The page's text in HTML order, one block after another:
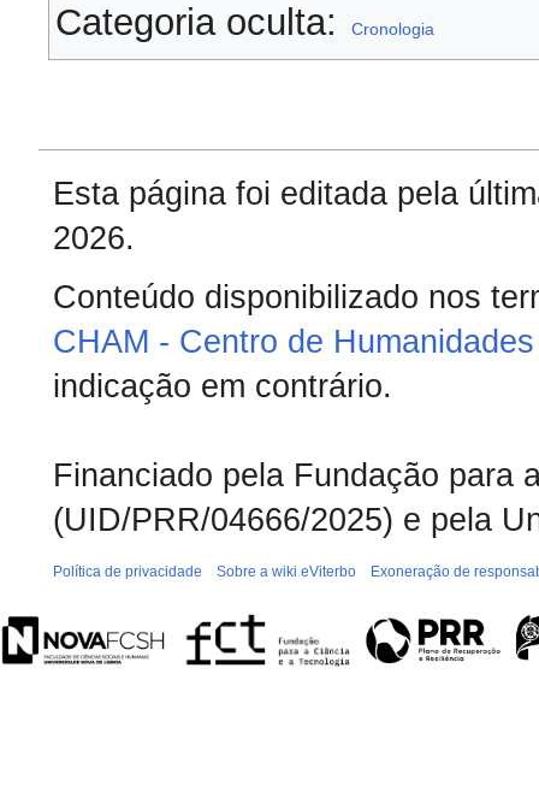
Categoria oculta: Cronologia
Esta página foi editada pela
2026.
Conteúdo disponibilizado nos
CHAM - Centro de
indicação em contrário.
Financiado pela Fundação para
(UID/PRR/04666/2025) e pela
Política de privacidade Sobre a wiki eViterbo Exoneração de